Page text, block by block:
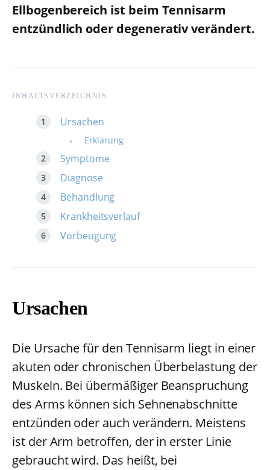
Ellbogenbereich ist beim Tennisarm
entzündlich oder degenerativ verändert.
INHALTSVERZEICHNIS
Ursachen
Erklärung
Symptome
Diagnose
Behandlung
Krankheitsverlauf
Vorbeugung
Ursachen
Die Ursache für den Tennisarm liegt in einer
akuten oder chronischen Überbelastung der
Muskeln. Bei übermäßiger Beanspruchung
des Arms können sich Sehnenabschnitte
entzünden oder auch verändern. Meistens
ist der Arm betroffen, der in erster Linie
gebraucht wird. Das heißt, bei